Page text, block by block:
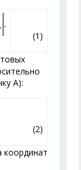
(1)
А):
(2)
координат